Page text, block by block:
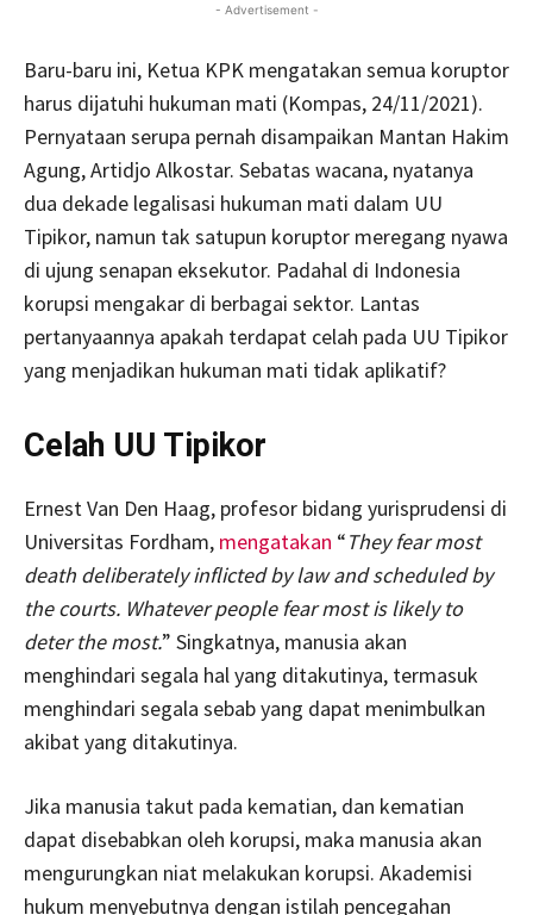
- Advertisement -
Baru-baru ini, Ketua KPK mengatakan semua koruptor
harus dijatuhi hukuman mati (Kompas, 24/11/2021).
Pernyataan serupa pernah disampaikan Mantan Hakim
Agung, Artidjo Alkostar. Sebatas wacana, nyatanya
dua dekade legalisasi hukuman mati dalam UU
Tipikor, namun tak satupun koruptor meregang nyawa
di ujung senapan eksekutor. Padahal di Indonesia
korupsi mengakar di berbagai sektor. Lantas
pertanyaannya apakah terdapat celah pada UU Tipikor
yang menjadikan hukuman mati tidak aplikatif?
Celah UU Tipikor
Ernest Van Den Haag, profesor bidang yurisprudensi di
Universitas Fordham, mengatakan “They fear most
death deliberately inflicted by law and scheduled by
the courts. Whatever people fear most is likely to
deter the most.” Singkatnya, manusia akan
menghindari segala hal yang ditakutinya, termasuk
menghindari segala sebab yang dapat menimbulkan
akibat yang ditakutinya.
Jika manusia takut pada kematian, dan kematian
dapat disebabkan oleh korupsi, maka manusia akan
mengurungkan niat melakukan korupsi. Akademisi
hukum menyebutnya dengan istilah pencegahan